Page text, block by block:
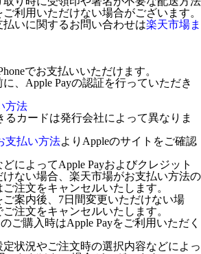
利用いただけない場合がございます。
いに関するお問い合わせは楽天市場ま
でお支払いいただけます。
、Apple Payの認証を行っていただき
方法
るカードは発行会社によって異なりま
支払い方法よりAppleのサイトをご確認
によってApple Payおよびクレジット
ない場合、楽天市場がお支払い方法の
注文をキャンセルいたします。
案内後、7日間変更いただけない場
注文をキャンセルいたします。
ご購入時はApple Payをご利用いただく
状況やご注文時の選択内容などによっ